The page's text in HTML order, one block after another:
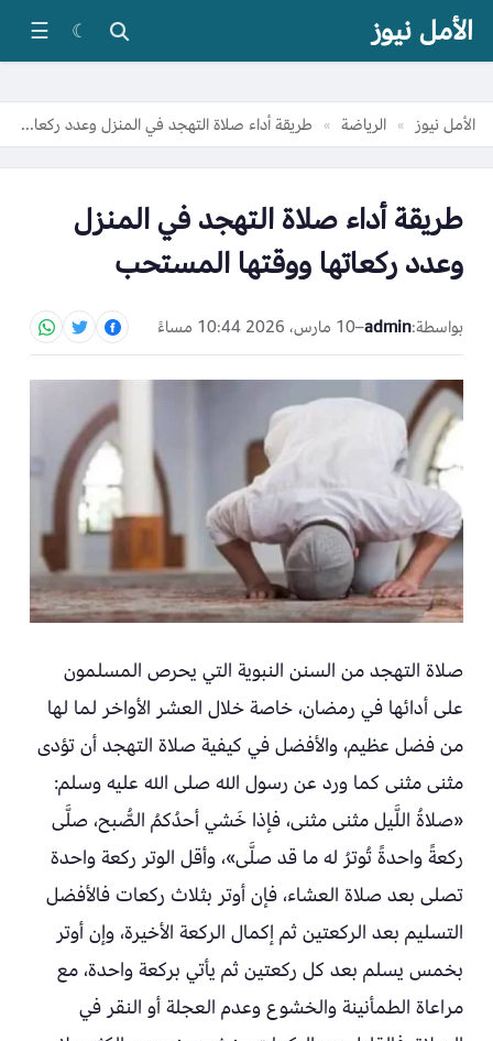
الأمل نيوز ☾
☰
الأمل نيوز » الرياضة » طريقة أداء صلاة التهجد في المنزل وعدد ركعاتها ووقتها المستحب
طريقة أداء صلاة التهجد في المنزل
وعدد ركعاتها ووقتها المستحب
بواسطة:admin
–10 مارس، 2026 10:44 مساءً
صلاة التهجد من السنن النبوية التي يحرص المسلمون
على أدائها في رمضان، خاصة خلال العشر الأواخر لما لها
من فضل عظيم، والأفضل في كيفية صلاة التهجد أن تؤدى
مثنى مثنى كما ورد عن رسول الله صلى الله عليه وسلم:
«صلاةُ اللَّيل مثنى مثنى، فإذا خَشي أحدُكمُ الصُّبح، صلَّى
ركعةً واحدةً تُوترُ له ما قد صلَّى»، وأقل الوتر ركعة واحدة
تصلى بعد صلاة العشاء، فإن أوتر بثلاث ركعات فالأفضل
التسليم بعد الركعتين ثم إكمال الركعة الأخيرة، وإن أوتر
بخمس يسلم بعد كل ركعتين ثم يأتي بركعة واحدة، مع
مراعاة الطمأنينة والخشوع وعدم العجلة أو النقر في